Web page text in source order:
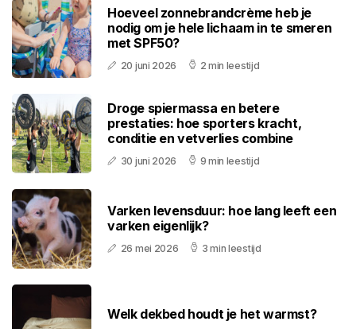
Hoeveel zonnebrandcrème heb je
nodig om je hele lichaam in te smeren
met SPF50?
20 juni 2026 2 min leestijd
Droge spiermassa en betere
prestaties: hoe sporters kracht,
conditie en vetverlies combine
30 juni 2026 9 min leestijd
Varken levensduur: hoe lang leeft een
varken eigenlijk?
26 mei 2026 3 min leestijd
Welk dekbed houdt je het warmst?